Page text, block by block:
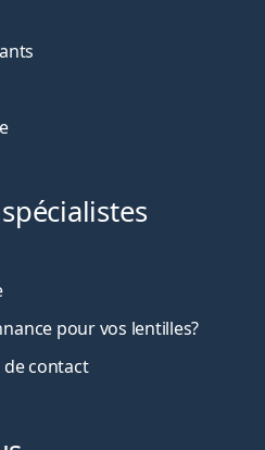
pour vos lentilles?
de contact